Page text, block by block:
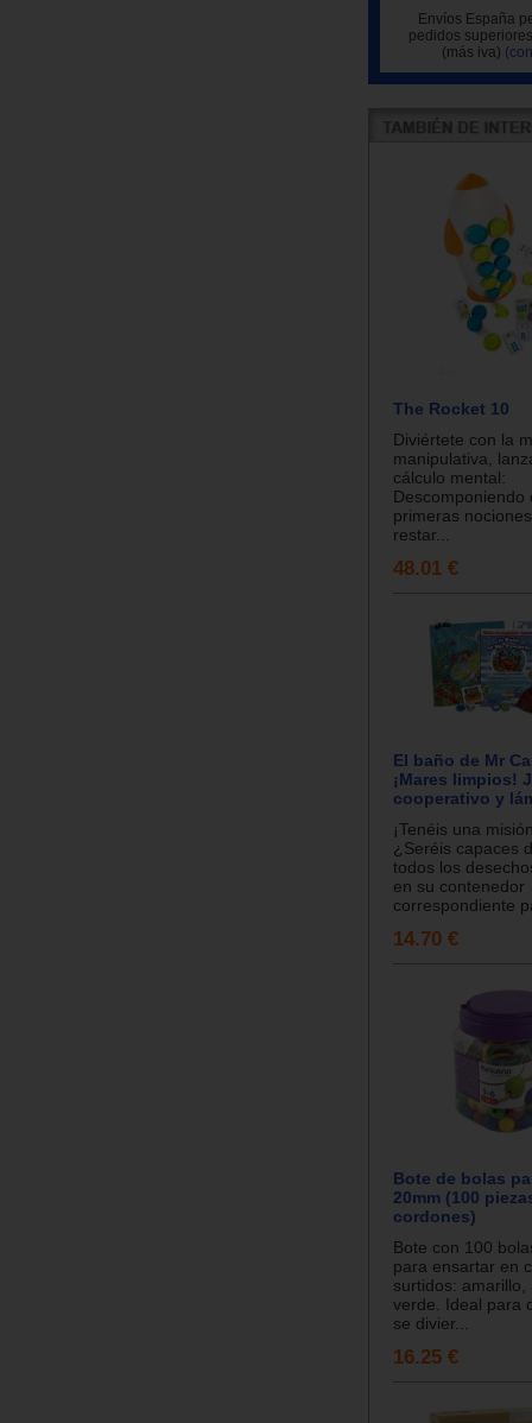
Envíos España
pedidos
(más iva)
The Rocket 10
Diviértete con la
manipulativa,
cálculo mental:
Descomponiendo
primeras
restar...
48.01 €
El baño de Mr
¡Mares limpios!
cooperativo y
¡Tenéis una
¿Seréis capaces
todos los
en su contenedor
correspondiente
14.70 €
Bote de bolas
20mm (100
cordones)
Bote con 100
para ensartar en
surtidos: amarillo,
verde. Ideal para
se divier...
16.25 €